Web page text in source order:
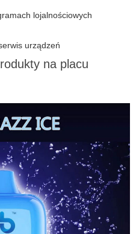
lojalnościowych
urządzeń
na placu